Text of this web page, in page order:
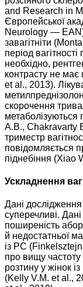
and Research in
Європейської
Neurology — EAN)
завагітніти
період
необхідно,
контрасту не має
et al., 2013).
скорочення
A.B., Chakravarty
триместр
повідомляється
піднебіння (Xiao
Ускладнення
Дані
супереч­ливі.
поширеність
й недостатньої
із РС
про вищу частоту
розтину у жінок
(Kelly V.M. et al.,